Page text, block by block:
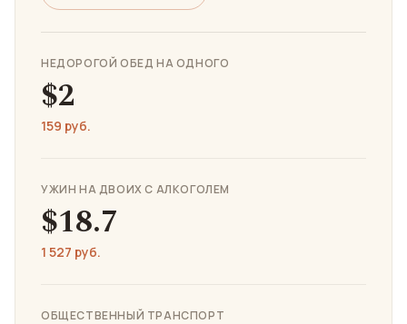
НЕДОРОГОЙ ОБЕД НА ОДНОГО
$2
159 руб.
УЖИН НА ДВОИХ С АЛКОГОЛЕМ
$18.7
1 527 руб.
ОБЩЕСТВЕННЫЙ ТРАНСПОРТ